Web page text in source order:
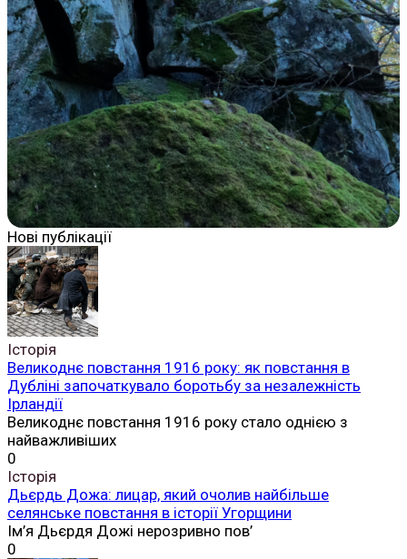
Нові публікації
Історія
Великоднє повстання 1916 року: як повстання в
Дубліні започаткувало боротьбу за незалежність
Ірландії
Великоднє повстання 1916 року стало однією з
найважливіших
0
Історія
Дьєрдь Дожа: лицар, який очолив найбільше
селянське повстання в історії Угорщини
Ім’я Дьєрдя Дожі нерозривно пов’
0